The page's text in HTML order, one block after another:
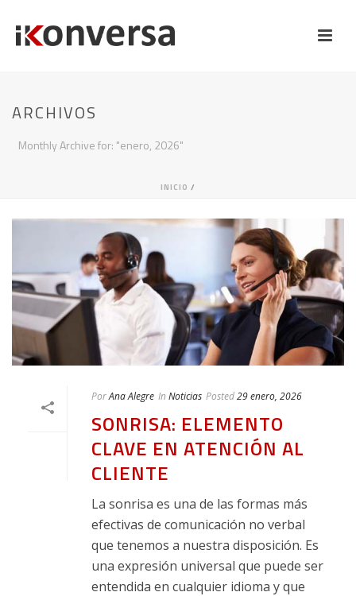
ARCHIVOS
Monthly Archive for: "enero, 2026"
INICIO /
PorAna Alegre In Noticias Posted29 enero, 2026
SONRISA: ELEMENTO
CLAVE EN ATENCIÓN AL
CLIENTE
La sonrisa es una de las formas más
efectivas de comunicación no verbal
que tenemos a nuestra disposición. Es
una expresión universal que puede ser
entendida en cualquier idioma y que